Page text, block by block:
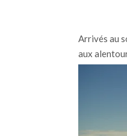
Arrivés au
aux